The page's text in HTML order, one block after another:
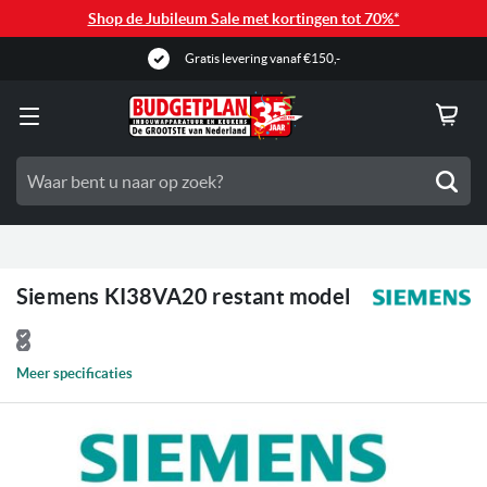
Shop de Jubileum Sale met kortingen tot 70%*
Gratis levering vanaf €150,-
Siemens KI38VA20 restant model
Meer specificaties
naar
einde